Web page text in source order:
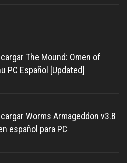
The Mound: Omen of
PC Español [Updated]
Worms Armageddon v3.8
español para PC